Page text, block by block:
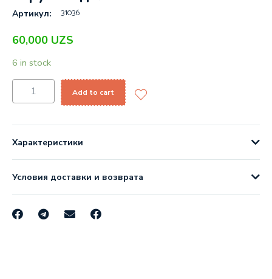
Артикул: 31036
60,000 UZS
6 in stock
Add to cart
Характеристики
Условия доставки и возврата